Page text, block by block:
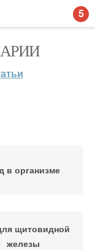
в организме
щитовидной
железы
5